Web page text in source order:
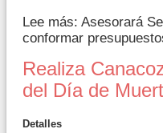
Lee más: Asesorará
conformar
Realiza
del Día de
Detalles